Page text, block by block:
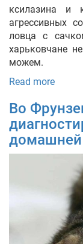
ксилазина и
агрессивных
ловца с
харьковчане
можем.
Read more
Во